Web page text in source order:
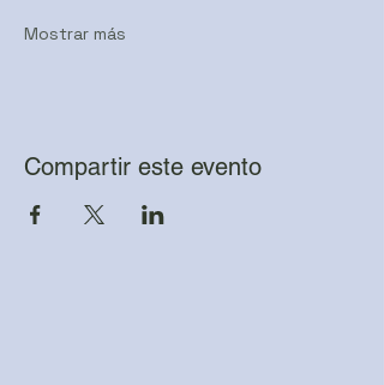
Mostrar más
Compartir este evento